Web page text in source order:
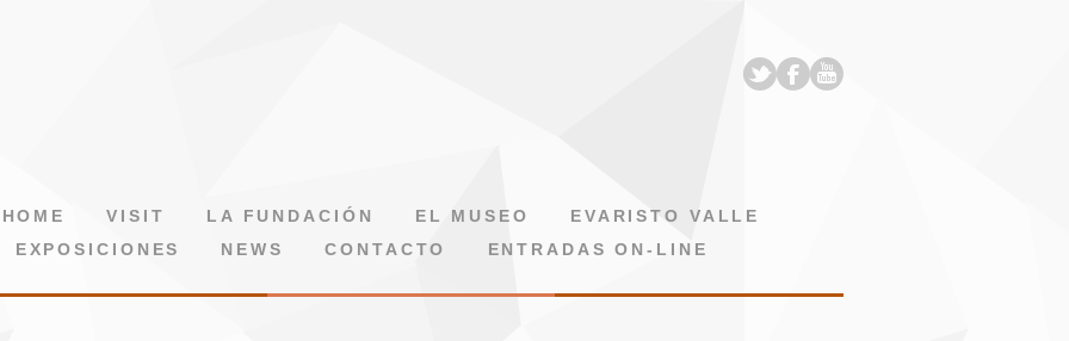
HOME VISIT LA FUNDACIÓN EL MUSEO
EVARISTO VALLE
EXPOSICIONES
NEWS CONTACTO ENTRADAS ON-LINE